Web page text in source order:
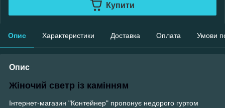
Купити
Опис Характеристики Доставка Оплата Умови
Опис
Жіночий светр із камінням
Інтернет-магазин "Контейнер" пропонує недорого гуртом